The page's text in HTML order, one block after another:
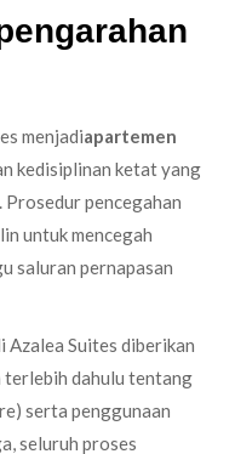
menjadiapartemen
kedisiplinan ketat yang
pencegahan
untuk mencegah
saluran pernapasan
Azalea Suites diberikan
terlebih dahulu tentang
serta penggunaan
seluruh proses